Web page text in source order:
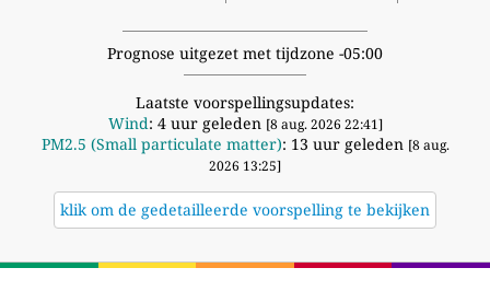
Prognose uitgezet met tijdzone -05:00
Laatste voorspellingsupdates:
Wind: 4 uur geleden [8 aug. 2026 22:41]
PM2.5 (Small particulate matter): 13 uur geleden [8 aug.
2026 13:25]
klik om de gedetailleerde voorspelling te bekijken